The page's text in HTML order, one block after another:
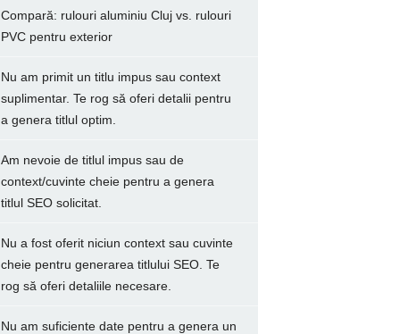
Compară: rulouri aluminiu Cluj vs. rulouri
PVC pentru exterior
Nu am primit un titlu impus sau context
suplimentar. Te rog să oferi detalii pentru
a genera titlul optim.
Am nevoie de titlul impus sau de
context/cuvinte cheie pentru a genera
titlul SEO solicitat.
Nu a fost oferit niciun context sau cuvinte
cheie pentru generarea titlului SEO. Te
rog să oferi detaliile necesare.
Nu am suficiente date pentru a genera un